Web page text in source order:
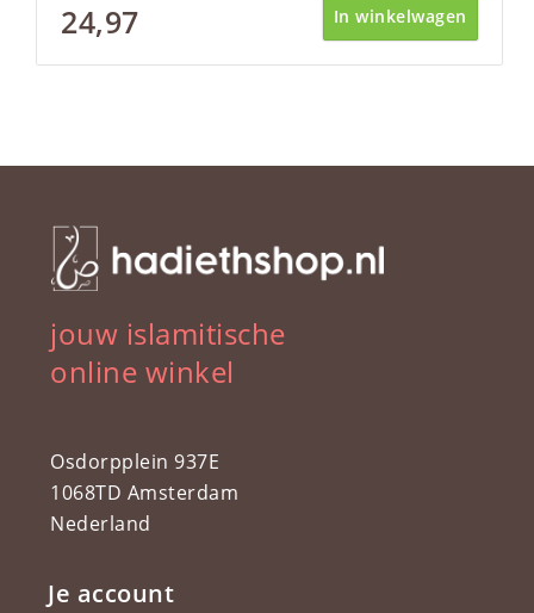
24,97 In winkelwagen
jouw islamitische
online winkel
Osdorpplein 937E
1068TD Amsterdam
Nederland
Je account